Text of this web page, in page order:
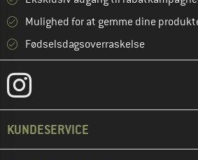
Mulighed for at gemme dine
Fødselsdagsoverraskelse
KUNDESERVICE